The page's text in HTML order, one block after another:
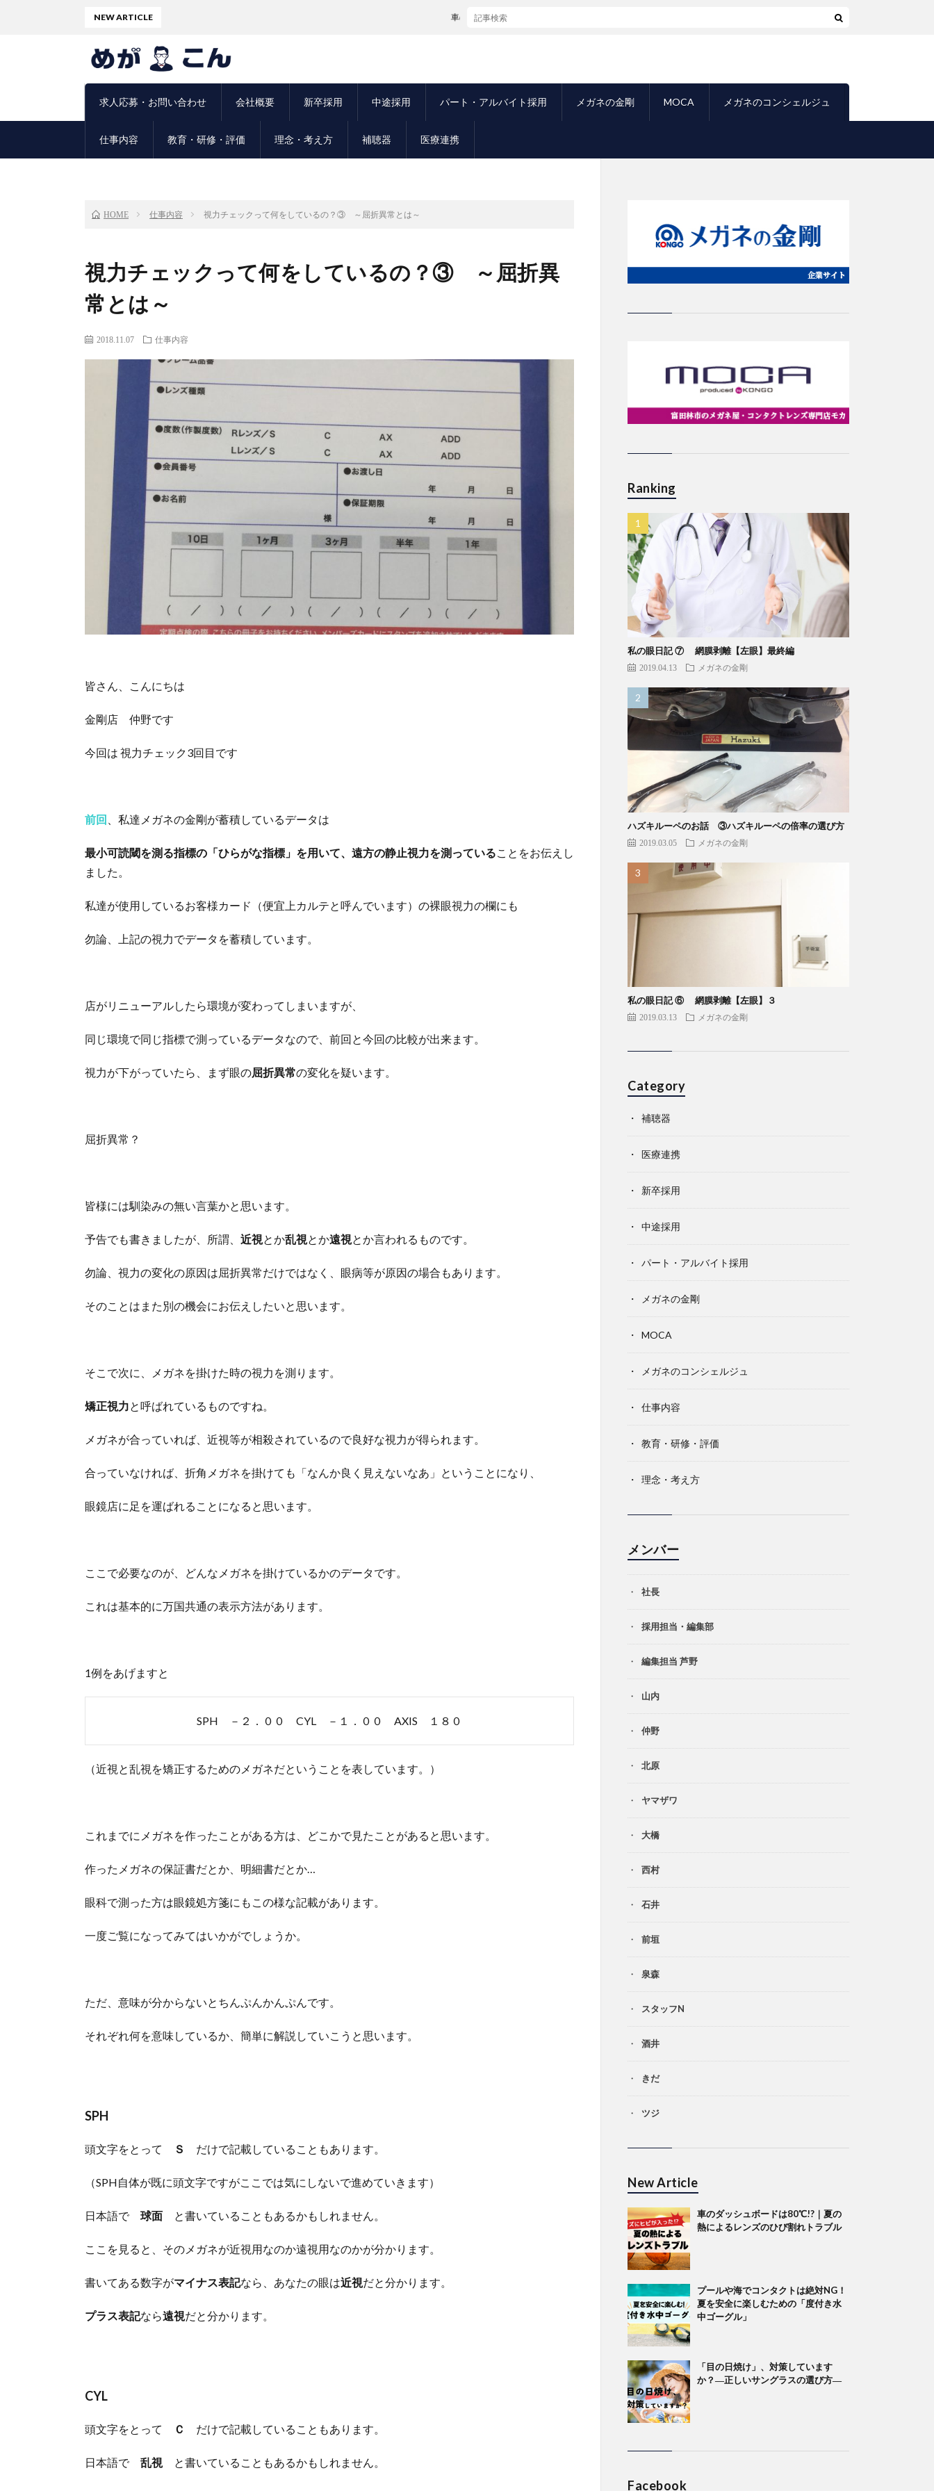
求人応募・お問い合わせ 会社概要 新卒採用 中途採用 パート・アルバイト採用 メガネの金剛 MOCA メガネのコンシェルジュ
仕事内容 教育・研修・評価 理念・考え方 補聴器 医療連携
NEW ARTICLE 車のダッシュボードは80℃!?｜夏の熱によるレンズのひび割れトラブル
HOME 仕事内容 視力チェックって何をしているの？③ ～屈折異常とは～
視力チェックって何をしているの？③ ～屈折異
常とは～
2018.11.07 仕事内容
皆さん、こんにちは
金剛店 仲野です
今回は 視力チェック3回目です
前回 、私達メガネの金剛が蓄積しているデータは
最小可読閾を測る指標の「ひらがな指標」を用いて、遠方の静止視力を測っている ことをお伝えし
ました。
私達が使用しているお客様カード（便宜上カルテと呼んでいます）の裸眼視力の欄にも
勿論、上記の視力でデータを蓄積しています。
店がリニューアルしたら環境が変わってしまいますが、
同じ環境で同じ指標で測っているデータなので、前回と今回の比較が出来ます。
視力が下がっていたら、まず眼の屈折異常の変化を疑います。
屈折異常？
皆様には馴染みの無い言葉かと思います。
予告でも書きましたが、所謂、 近視 とか乱視 とか遠視 とか言われるものです。
勿論、視力の変化の原因は屈折異常だけではなく、眼病等が原因の場合もあります。
そのことはまた別の機会にお伝えしたいと思います。
そこで次に、メガネを掛けた時の視力を測ります。
矯正視力 と呼ばれているものですね。
メガネが合っていれば、近視等が相殺されているので良好な視力が得られます。
合っていなければ、折角メガネを掛けても「なんか良く見えないなあ」ということになり、
眼鏡店に足を運ばれることになると思います。
ここで必要なのが、どんなメガネを掛けているかのデータです。
これは基本的に万国共通の表示方法があります。
1例をあげますと
SPH －２．００ CYL －１．００ AXIS １８０
（近視と乱視を矯正するためのメガネだということを表しています。）
これまでにメガネを作ったことがある方は、どこかで見たことがあると思います。
作ったメガネの保証書だとか、明細書だとか…
眼科で測った方は眼鏡処方箋にもこの様な記載があります。
一度ご覧になってみてはいかがでしょうか。
ただ、意味が分からないとちんぷんかんぷんです。
それぞれ何を意味しているか、簡単に解説していこうと思います。
SPH
頭文字をとって Ｓ だけで記載していることもあります。
（SPH自体が既に頭文字ですがここでは気にしないで進めていきます）
日本語で 球面 と書いていることもあるかもしれません。
ここを見ると、そのメガネが近視用なのか遠視用なのかが分かります。
書いてある数字がマイナス表記なら、あなたの眼は近視だと分かります。
プラス表記なら遠視だと分かります。
CYL
頭文字をとって Ｃ だけで記載していることもあります。
日本語で 乱視 と書いていることもあるかもしれません。
Ranking
私の眼日記 ⑦ 網膜剥離【左眼】最終編
2019.04.13 メガネの金剛
ハズキルーペのお話 ③ハズキルーペの倍率の選び方
2019.03.05 メガネの金剛
私の眼日記 ⑥ 網膜剥離【左眼】３
2019.03.13 メガネの金剛
Category
補聴器
医療連携
新卒採用
中途採用
パート・アルバイト採用
メガネの金剛
MOCA
メガネのコンシェルジュ
仕事内容
教育・研修・評価
理念・考え方
メンバー
社長
採用担当・編集部
編集担当 芦野
山内
仲野
北原
ヤマザワ
大橋
西村
石井
前垣
泉森
スタッフN
酒井
きだ
ツジ
New Article
車のダッシュボードは80℃!?｜夏の
熱によるレンズのひび割れトラブル
プールや海でコンタクトは絶対NG！
夏を安全に楽しむための「度付き水
中ゴーグル」
「目の日焼け」、対策しています
か？―正しいサングラスの選び方―
Facebook